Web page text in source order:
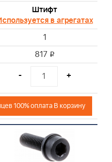
Штифт
в агрегатах
1
817 i
- +
100% оплата В корзину